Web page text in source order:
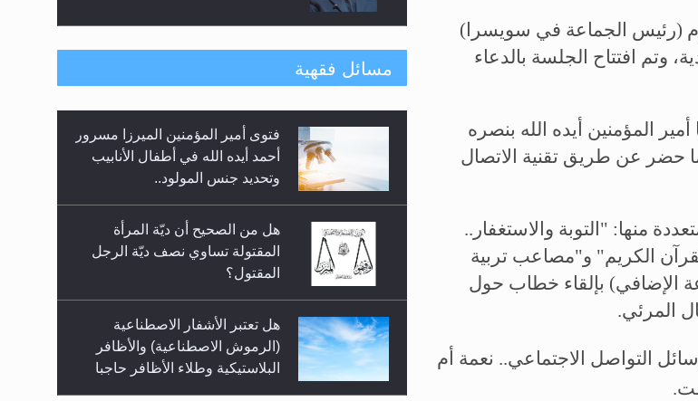
(رئيس الجماعة في سويسرا)
وتم افتتاح الجلسة بالدعاء
المؤمنين أيده الله بنصره
حضر عن طريق تقنية الاتصال
منها: "التوبة والاستغفار..
الكريم" و"مصاعب تربية
الإضافي) بإلقاء خطاب حول
المرئي.
التواصل الاجتماعي.. نعمة أم
متطلَّبات التّحريك الجديد...
رأيٌ في لغة المسيح الموعود عليه
السلام.. 4...
مسائل فقهية
فتوى أمير المؤمنين الميرزا مسرور
أحمد أيده الله في أطفال الأنابيب
وتحديد جنس المولود..
هل من الصحيح أن ديّة المرأة
المقتولة تساوي نصف ديّة الرجل
المقتول؟
هل تعتبر الأشفار الاصطناعية
(الرموش الاصطناعية) والأظافر
البلاستيكية وطلاء الأظافر حاجبا